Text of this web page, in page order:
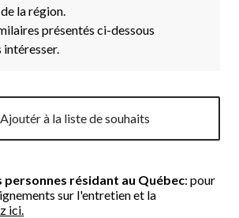
la région.
présentés ci-dessous
Ajoutér à la liste de souhaits
résidant au Québec: pour
sur l'entretien et la
ici.